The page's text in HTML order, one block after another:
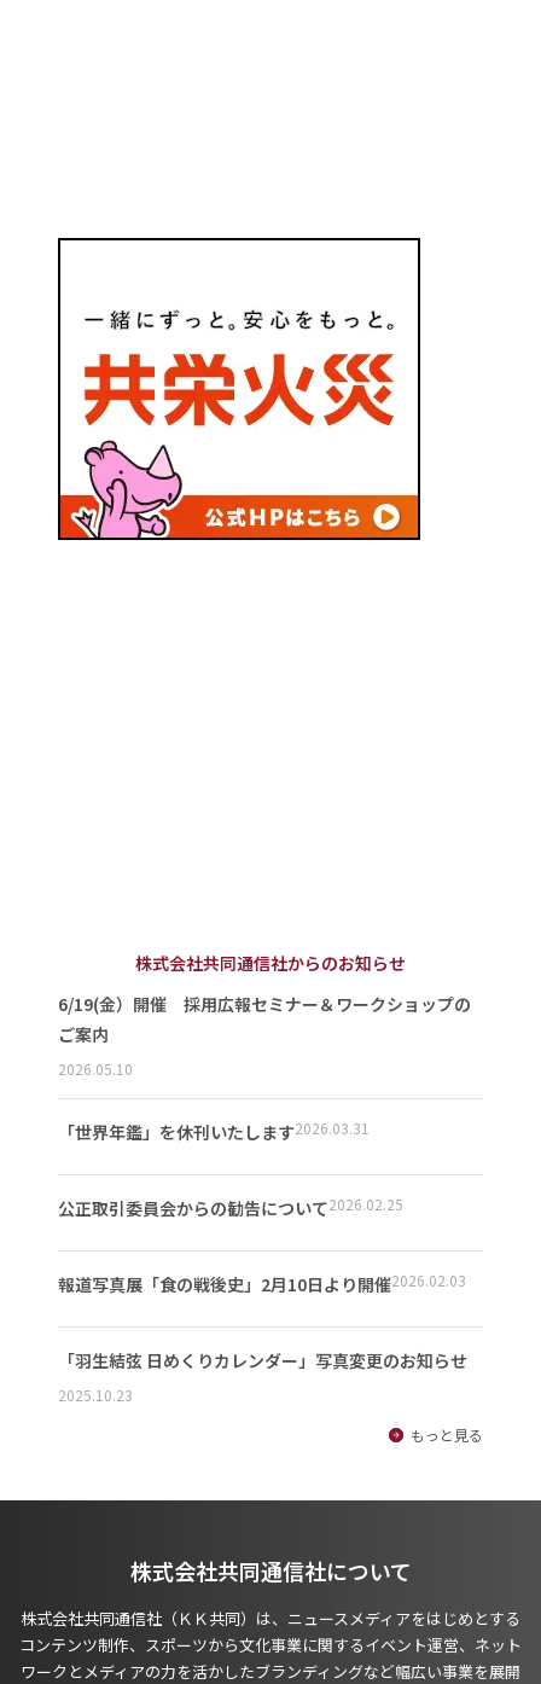
株式会社共同通信社からのお知らせ
6/19(金）開催 採用広報セミナー＆ワークショップの
ご案内
2026.05.10
「世界年鑑」を休刊いたします2026.03.31
公正取引委員会からの勧告について2026.02.25
報道写真展「食の戦後史」2月10日より開催2026.02.03
「羽生結弦 日めくりカレンダー」写真変更のお知らせ
2025.10.23
もっと見る
株式会社共同通信社について
株式会社共同通信社（ＫＫ共同）は、ニュースメディアをはじめとする
コンテンツ制作、スポーツから文化事業に関するイベント運営、ネット
ワークとメディアの力を活かしたブランディングなど幅広い事業を展開